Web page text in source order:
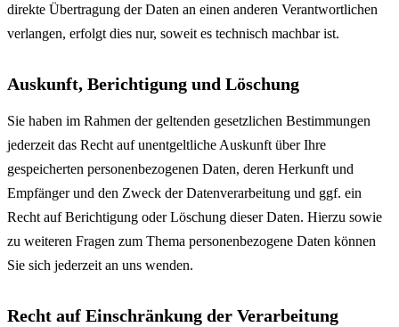
direkte Übertragung der Daten an einen anderen Verantwortlichen
verlangen, erfolgt dies nur, soweit es technisch machbar ist.
Auskunft, Berichtigung und Löschung
Sie haben im Rahmen der geltenden gesetzlichen Bestimmungen
jederzeit das Recht auf unentgeltliche Auskunft über Ihre
gespeicherten personenbezogenen Daten, deren Herkunft und
Empfänger und den Zweck der Datenverarbeitung und ggf. ein
Recht auf Berichtigung oder Löschung dieser Daten. Hierzu sowie
zu weiteren Fragen zum Thema personenbezogene Daten können
Sie sich jederzeit an uns wenden.
Recht auf Einschränkung der Verarbeitung